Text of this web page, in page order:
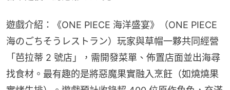
遊戲介紹：《ONE PIECE 海洋盛宴》（ONE PIECE
海のごちそうレストラン）玩家與草帽一夥共同經營
「芭拉蒂 2 號店」，需開發菜單、佈置店面並出海尋
找食材。最有趣的是將惡魔果實融入烹飪（如燒燒果